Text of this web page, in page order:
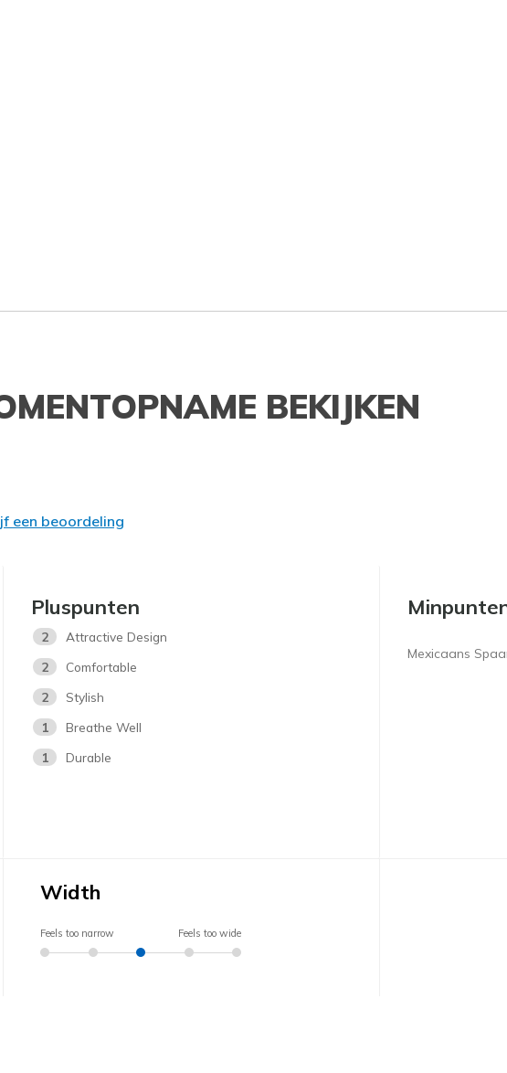
BEKIJKEN
een beoordeling
Pluspunten
2
Attractive Design
2
Comfortable
2
Stylish
1
Breathe Well
1
Durable
Mexicaans
Width
Feels too narrow Feels too wide